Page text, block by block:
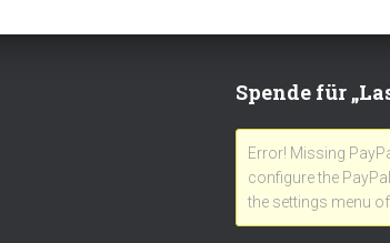
Spende für
Error! Missing
configure the
the settings menu